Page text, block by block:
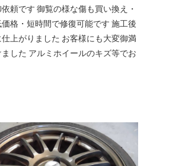
頼です 御覧の様な傷も買い換え・
格・短時間で修復可能です 施工後
上がりました お客様にも大変御満
した アルミホイールのキズ等でお